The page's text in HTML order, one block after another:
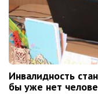
Инвалидность
бы уже нет